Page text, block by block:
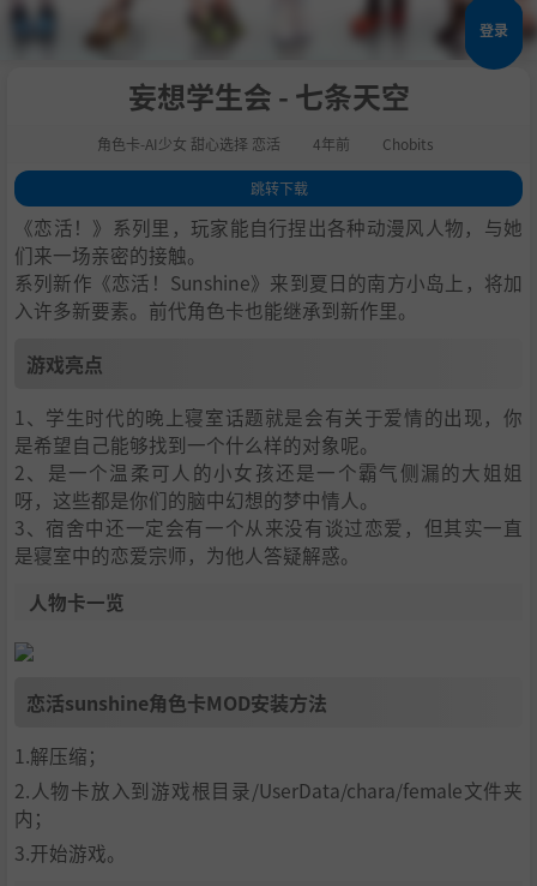
登录
妄想学生会 - 七条天空
角色卡-AI少女 甜心选择 恋活 4年前 Chobits
跳转下载
1.游戏亮点
2.人物卡一览
3.恋活sunshine角色卡MOD安装方法
4.下载地址
《恋活！》系列里，玩家能自行捏出各种动漫风人物，与她
们来一场亲密的接触。
系列新作《恋活！Sunshine》来到夏日的南方小岛上，将加
入许多新要素。前代角色卡也能继承到新作里。
游戏亮点
1、学生时代的晚上寝室话题就是会有关于爱情的出现，你
是希望自己能够找到一个什么样的对象呢。
2、是一个温柔可人的小女孩还是一个霸气侧漏的大姐姐
呀，这些都是你们的脑中幻想的梦中情人。
3、宿舍中还一定会有一个从来没有谈过恋爱，但其实一直
是寝室中的恋爱宗师，为他人答疑解惑。
人物卡一览
恋活sunshine角色卡MOD安装方法
1.解压缩；
2.人物卡放入到游戏根目录/UserData/chara/female文件夹
内；
3.开始游戏。